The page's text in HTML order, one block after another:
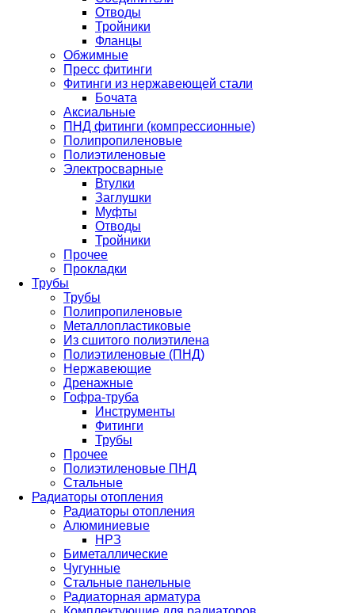
Отводы
Тройники
Фланцы
Обжимные
Пресс фитинги
Фитинги из нержавеющей стали
Бочата
Аксиальные
ПНД фитинги (компрессионные)
Полипропиленовые
Полиэтиленовые
Электросварные
Втулки
Заглушки
Муфты
Отводы
Тройники
Прочее
Прокладки
Трубы
Трубы
Полипропиленовые
Металлопластиковые
Из сшитого полиэтилена
Полиэтиленовые (ПНД)
Нержавеющие
Дренажные
Гофра-труба
Инструменты
Фитинги
Трубы
Прочее
Полиэтиленовые ПНД
Стальные
Радиаторы отопления
Радиаторы отопления
Алюминиевые
НРЗ
Биметаллические
Чугунные
Стальные панельные
Радиаторная арматура